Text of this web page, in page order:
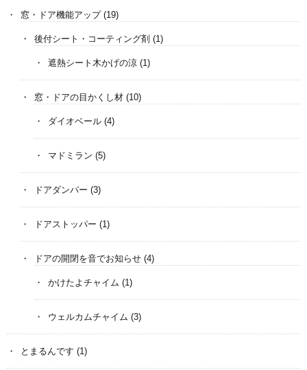
窓・ドア機能アップ(19)
後付シート・コーティング剤 (1)
遮熱シート木かげの涼 (1)
窓・ドアの目かくし材 (10)
ダイオベール (4)
マドミラン (5)
ドアダンパー (3)
ドアストッパー (1)
ドアの開閉を音でお知らせ (4)
かけたよチャイム (1)
ウェルカムチャイム (3)
とまるんです (1)